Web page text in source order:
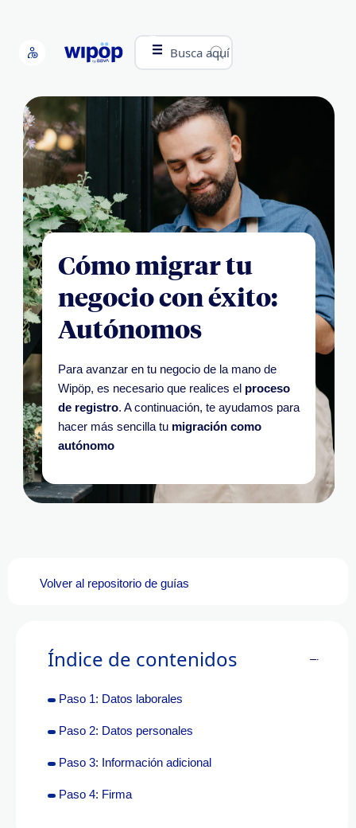
Busca aquí
Cómo migrar tu
negocio con éxito:
Autónomos
Para avanzar en tu negocio de la mano de
Wipöp, es necesario que realices el proceso
de registro. A continuación, te ayudamos para
hacer más sencilla tu migración como
autónomo
Volver al repositorio de guías
Índice de contenidos
Paso 1: Datos laborales
Paso 2: Datos personales
Paso 3: Información adicional
Paso 4: Firma